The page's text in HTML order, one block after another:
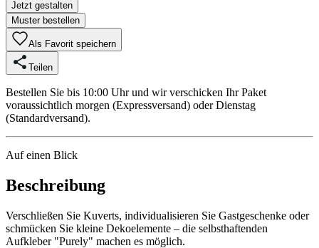
Jetzt gestalten
Muster bestellen
Als Favorit speichern
Teilen
Bestellen Sie bis 10:00 Uhr und wir verschicken Ihr Paket
voraussichtlich morgen (Expressversand) oder Dienstag
(Standardversand).
Auf einen Blick
Beschreibung
Verschließen Sie Kuverts, individualisieren Sie Gastgeschenke oder
schmücken Sie kleine Dekoelemente – die selbsthaftenden
Aufkleber "Purely" machen es möglich.